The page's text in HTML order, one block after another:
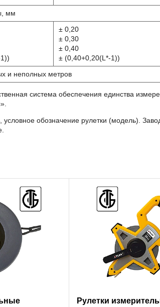
мм
± 0,20
± 0,30
± 0,40
± (0,40+0,20(L*-1))
и неполных метров
система обеспечения единства
обозначение рулетки (модель).
Рулетки